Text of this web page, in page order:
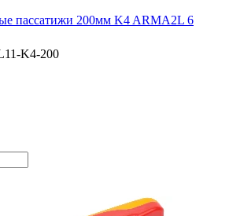
пассатижи 200мм K4 ARMA2L 6
K4-200